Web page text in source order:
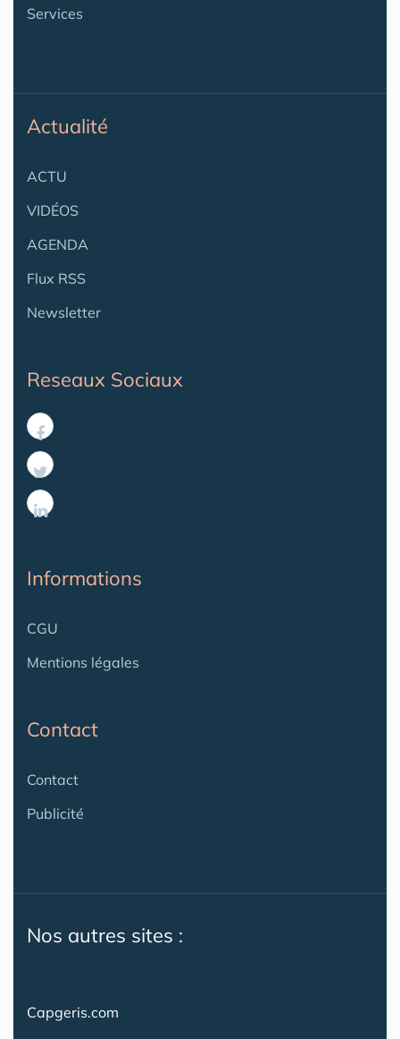
Services
Actualité
ACTU
VIDÉOS
AGENDA
Flux RSS
Newsletter
Reseaux Sociaux
Informations
CGU
Mentions légales
Contact
Contact
Publicité
Nos autres sites :
Capgeris.com